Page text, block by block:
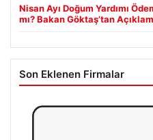
Nisan Ayı Doğum Yardımı
mı? Bakan Göktaş’tan
Son Eklenen Firmalar